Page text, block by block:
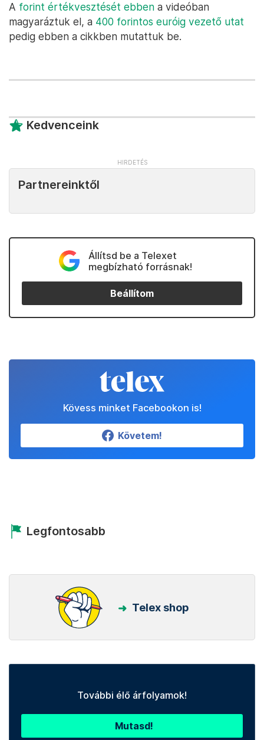
A forint értékvesztését ebben a videóban
magyaráztuk el, a 400 forintos euróig vezető utat
pedig ebben a cikkben mutattuk be.
Kedvenceink
Partnereinktől
Állítsd be a Telexet
megbízható forrásnak!
Beállítom
Kövess minket Facebookon is!
Követem!
Legfontosabb
Telex shop
További élő árfolyamok!
Mutasd!